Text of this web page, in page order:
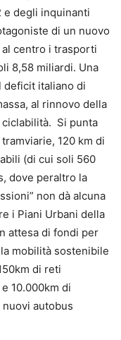
e degli inquinanti
di un nuovo
centro i trasporti
8,58 miliardi. Una
italiano di
al rinnovo della
Si punta
120 km di
(di cui soli 560
dove peraltro la
non dà alcuna
i Piani Urbani della
attesa di fondi per
mobilità sostenibile
di reti
10.000km di
autobus